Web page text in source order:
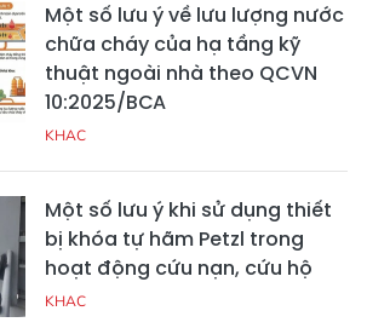
Một số lưu ý về lưu lượng nước
chữa cháy của hạ tầng kỹ
thuật ngoài nhà theo QCVN
10:2025/BCA
KHAC
Một số lưu ý khi sử dụng thiết
bị khóa tự hãm Petzl trong
hoạt động cứu nạn, cứu hộ
KHAC